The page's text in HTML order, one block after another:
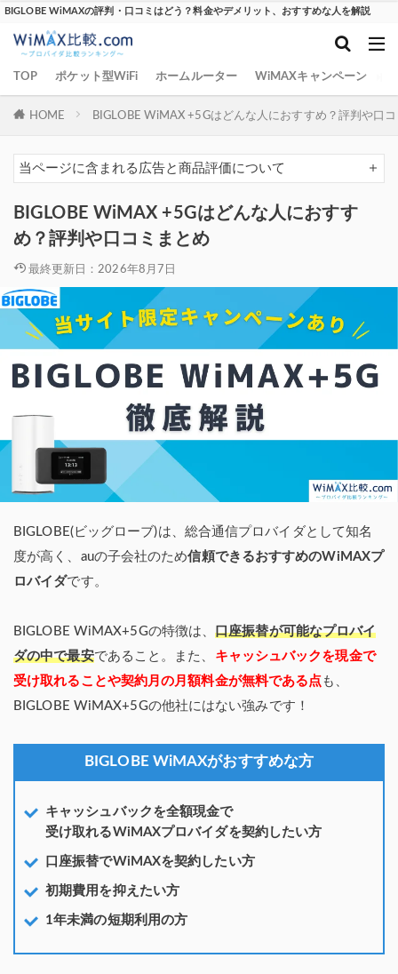
BIGLOBE WiMAXの評判・口コミはどう？料金やデメリット、おすすめな人を解説
TOP ポケット型WiFi ホームルーター WiMAXキャンペーン
HOME BIGLOBE WiMAX +5Gはどんな人におすすめ？評判や口
当ページに含まれる広告と商品評価について
BIGLOBE WiMAX +5Gはどんな人におすす
め？評判や口コミまとめ
最終更新日：2026年8月7日
BIGLOBE(ビッグローブ)は、総合通信プロバイダとして知名
度が高く、auの子会社のため信頼できるおすすめのWiMAXプ
ロバイダです。
BIGLOBE WiMAX+5Gの特徴は、口座振替が可能なプロバイ
ダの中で最安であること。また、 キャッシュバックを現金で
受け取れることや契約月の月額料金が無料である点 も、
BIGLOBE WiMAX+5Gの他社にはない強みです！
BIGLOBE WiMAXがおすすめな方
キャッシュバックを全額現金で
受け取れるWiMAXプロバイダを契約したい方
口座振替でWiMAXを契約したい方
初期費用を抑えたい方
1年未満の短期利用の方